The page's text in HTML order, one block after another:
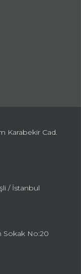
Karabekir Cad.
/ İstanbul
Sokak No:20